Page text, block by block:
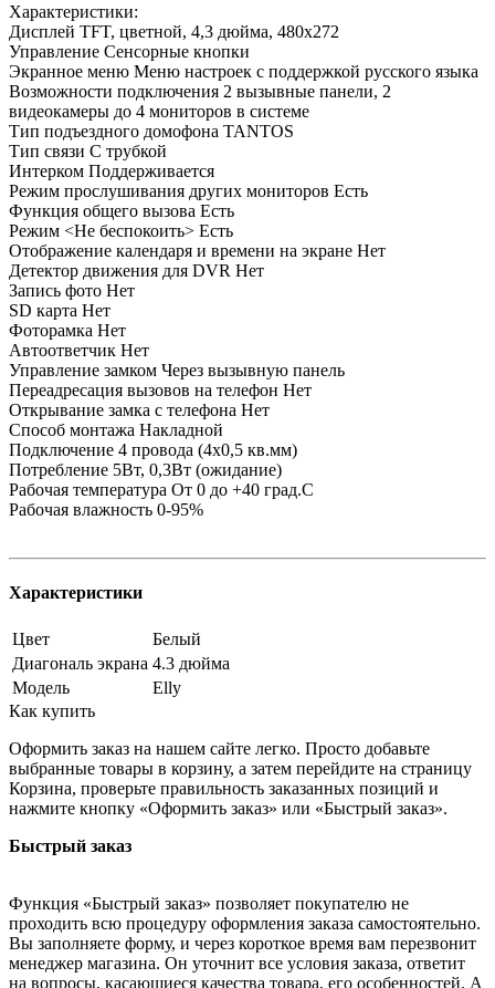
Характеристики:
Дисплей TFT, цветной, 4,3 дюйма, 480x272
Управление Сенсорные кнопки
Экранное меню Меню настроек с поддержкой русского языка
Возможности подключения 2 вызывные панели, 2
видеокамеры до 4 мониторов в системе
Тип подъездного домофона TANTOS
Тип связи С трубкой
Интерком Поддерживается
Режим прослушивания других мониторов Есть
Функция общего вызова Есть
Режим <Не беспокоить> Есть
Отображение календаря и времени на экране Нет
Детектор движения для DVR Нет
Запись фото Нет
SD карта Нет
Фоторамка Нет
Автоответчик Нет
Управление замком Через вызывную панель
Переадресация вызовов на телефон Нет
Открывание замка с телефона Нет
Способ монтажа Накладной
Подключение 4 провода (4х0,5 кв.мм)
Потребление 5Вт, 0,3Вт (ожидание)
Рабочая температура От 0 до +40 град.С
Рабочая влажность 0-95%
Характеристики
Цвет
Белый
Диагональ экрана 4.3 дюйма
Модель
Elly
Как купить
Оформить заказ на нашем сайте легко. Просто добавьте
выбранные товары в корзину, а затем перейдите на страницу
Корзина, проверьте правильность заказанных позиций и
нажмите кнопку «Оформить заказ» или «Быстрый заказ».
Быстрый заказ
Функция «Быстрый заказ» позволяет покупателю не
проходить всю процедуру оформления заказа самостоятельно.
Вы заполняете форму, и через короткое время вам перезвонит
менеджер магазина. Он уточнит все условия заказа, ответит
на вопросы, касающиеся качества товара, его особенностей. А